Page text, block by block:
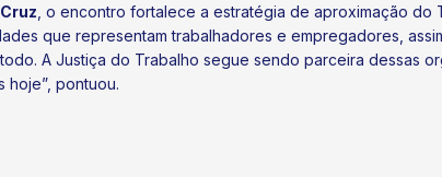
, o encontro fortalece a estratégia de aproximação do
que representam trabalhadores e empregadores,
A Justiça do Trabalho segue sendo parceira dessas
hoje”, pontuou.